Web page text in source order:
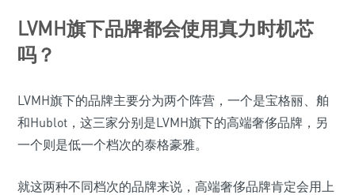
LVMH旗下品牌都会使用真力时机芯
吗？
LVMH旗下的品牌主要分为两个阵营，一个是宝格丽、舶
和Hublot，这三家分别是LVMH旗下的高端奢侈品牌，另
一个则是低一个档次的泰格豪雅。
就这两种不同档次的品牌来说，高端奢侈品牌肯定会用上